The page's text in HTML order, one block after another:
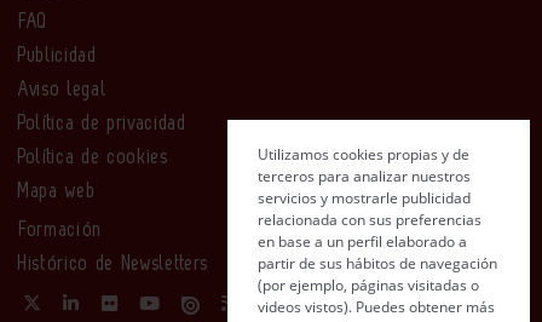
FAQ
Publicidad
Aviso legal
Política de privacidad
Política de cookies
Mapa web
Formación
Histórico de Newsletters
Utilizamos cookies propias y de
terceros para analizar nuestros
servicios y mostrarle publicidad
relacionada con sus preferencias
en base a un perfil elaborado a
partir de sus hábitos de navegación
(por ejemplo, páginas visitadas o
videos vistos). Puedes obtener más